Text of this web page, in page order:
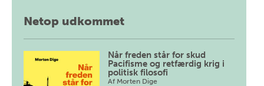
Netop udkommet
Når freden står for skud
Pacifisme og retfærdig krig i
politisk filosofi
Af Morten Dige